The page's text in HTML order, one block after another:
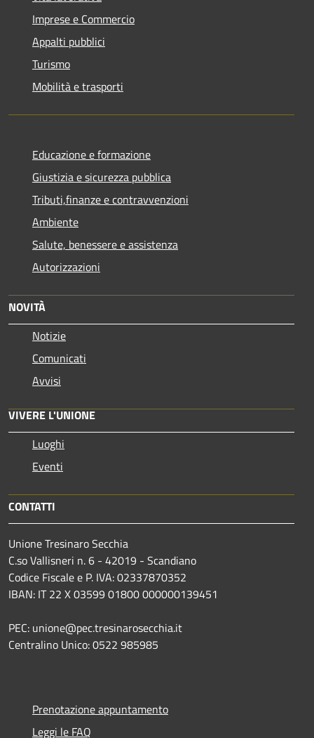
Imprese e Commercio
Appalti pubblici
Turismo
Mobilità e trasporti
Educazione e formazione
Giustizia e sicurezza pubblica
Tributi,finanze e contravvenzioni
Ambiente
Salute, benessere e assistenza
Autorizzazioni
NOVITÀ
Notizie
Comunicati
Avvisi
VIVERE L'UNIONE
Luoghi
Eventi
CONTATTI
Unione Tresinaro Secchia
C.so Vallisneri n. 6 - 42019 - Scandiano
Codice Fiscale e P. IVA: 02337870352
IBAN: IT 22 X 03599 01800 000000139451
PEC: unione@pec.tresinarosecchia.it
Centralino Unico: 0522 985985
Prenotazione appuntamento
Leggi le FAQ